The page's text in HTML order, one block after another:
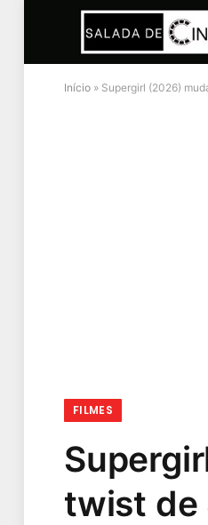
Início » Supergirl (2026)
FILMES
twist de